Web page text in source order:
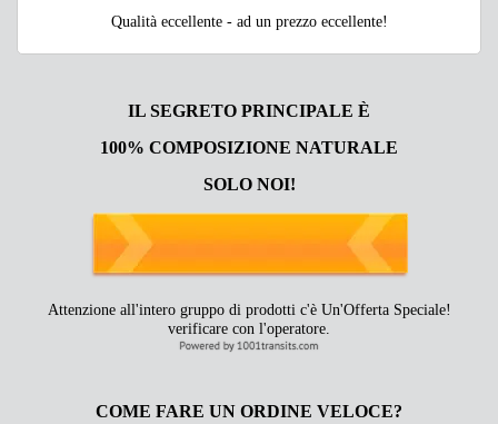
Qualità eccellente - ad un prezzo eccellente!
IL SEGRETO PRINCIPALE È
100% COMPOSIZIONE NATURALE
SOLO NOI!
Attenzione all'intero gruppo di prodotti c'è Un'Offerta Speciale!
verificare con l'operatore.
COME FARE UN ORDINE VELOCE?